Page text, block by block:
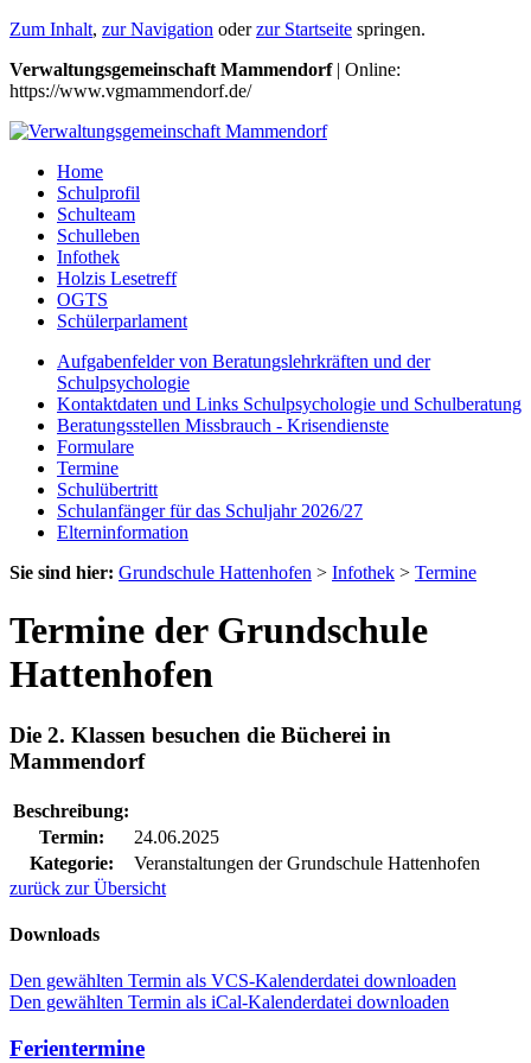
Zum Inhalt, zur Navigation oderzur Startseite springen.
Verwaltungsgemeinschaft Mammendorf| Online:
https://www.vgmammendorf.de/
Home
Schulprofil
Schulteam
Schulleben
Infothek
Holzis Lesetreff
OGTS
Schülerparlament
Aufgabenfelder von Beratungslehrkräften und der
Schulpsychologie
Kontaktdaten und Links Schulpsychologie und Schulberatung
Beratungsstellen Missbrauch - Krisendienste
Formulare
Termine
Schulübertritt
Schulanfänger für das Schuljahr 2026/27
Elterninformation
Sie sind hier: Grundschule Hattenhofen > Infothek > Termine
Termine der Grundschule
Hattenhofen
Die 2. Klassen besuchen die Bücherei in
Mammendorf
Beschreibung:
Termin:
24.06.2025
Kategorie:
Veranstaltungen der Grundschule Hattenhofen
zurück zur Übersicht
Downloads
Den gewählten Termin als VCS-Kalenderdatei downloaden
Den gewählten Termin als iCal-Kalenderdatei downloaden
Ferientermine